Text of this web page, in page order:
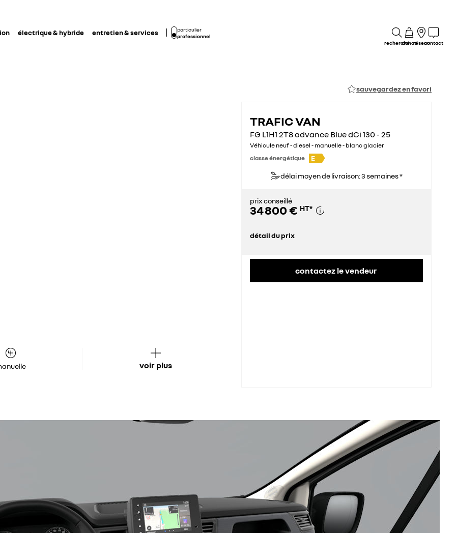
électrique & hybride entretien & services
particulier
professionnel
rechercheachatréseaucontact
sauvegardez en favori
voir plus
TRAFIC VAN
FG L1H1 2T8 advance Blue dCi 130 - 25
Véhicule neuf - diesel - manuelle - blanc glacier
classe énergétique
E
délai moyen de livraison: 3 semaines *
prix conseillé
34 800 € HT*
détail du prix
contactez le vendeur